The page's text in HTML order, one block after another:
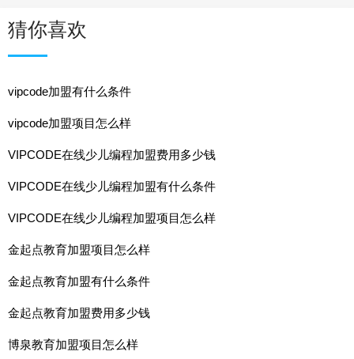
猜你喜欢
vipcode加盟有什么条件
vipcode加盟项目怎么样
VIPCODE在线少儿编程加盟费用多少钱
VIPCODE在线少儿编程加盟有什么条件
VIPCODE在线少儿编程加盟项目怎么样
金起点教育加盟项目怎么样
金起点教育加盟有什么条件
金起点教育加盟费用多少钱
博泉教育加盟项目怎么样